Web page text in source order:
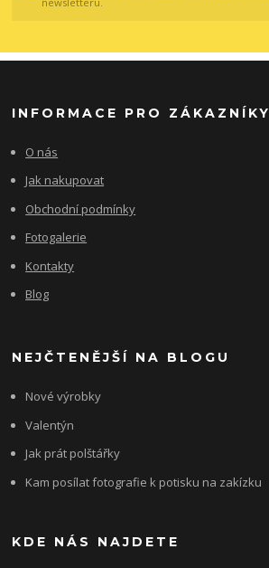
INFORMACE PRO ZÁKAZNÍKY
O nás
Jak nakupovat
Obchodní podmínky
Fotogalerie
Kontakty
Blog
NEJČTENĚJŠÍ NA BLOGU
Nové výrobky
Valentýn
Jak prát polštářky
Kam posílat fotografie k potisku na zakízku
KDE NÁS NAJDETE